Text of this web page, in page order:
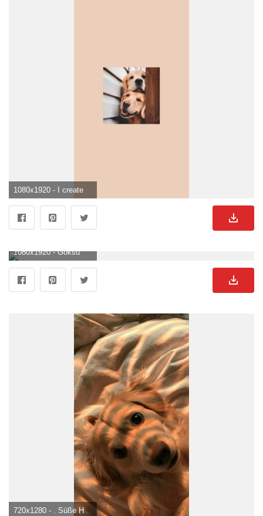
1080x1920 - I created this wallpaper but credits to the owner of the picture. Dog wallpaper, Cute dogs, Cute animals. Süße Hunde Bild.
1080x1920 - Göksu Beydoğan on Ünlüler. Dog tumblr, Cute dog wallpaper, Cute dog photo. Süße Hunde Hintergrundbild für Handy.
720x1280 - . Süße Hunde Bild.